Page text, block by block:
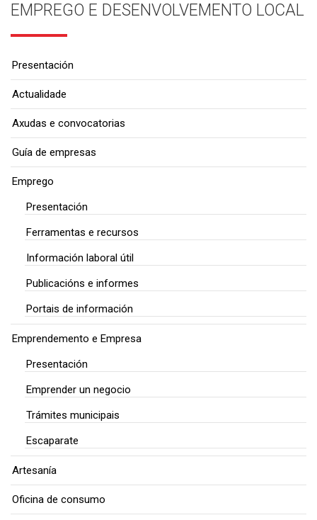
EMPREGO E DESENVOLVEMENTO LOCAL
Presentación
Actualidade
Axudas e convocatorias
Guía de empresas
Emprego
Presentación
Ferramentas e recursos
Información laboral útil
Publicacións e informes
Portais de información
Emprendemento e Empresa
Presentación
Emprender un negocio
Trámites municipais
Escaparate
Artesanía
Oficina de consumo